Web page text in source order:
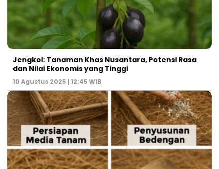
Jengkol: Tanaman Khas Nusantara, Potensi Rasa
dan Nilai Ekonomis yang Tinggi
10 Agustus 2025 | 12:45 WIB